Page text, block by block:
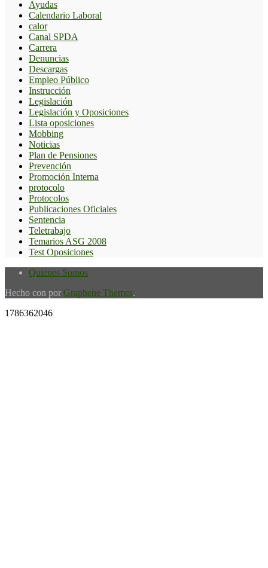
Ayudas
Calendario Laboral
calor
Canal SPDA
Carrera
Denuncias
Descargas
Empleo Público
Instrucción
Legislación
Legislación y Oposiciones
Lista oposiciones
Mobbing
Noticias
Plan de Pensiones
Prevención
Promoción Interna
protocolo
Protocolos
Publicaciones Oficiales
Sentencia
Teletrabajo
Temarios ASG 2008
Test Oposiciones
Quienes Somos
Hecho con por Graphene Themes.
1786362046